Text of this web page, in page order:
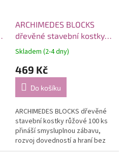
ARCHIMEDES BLOCKS
dřevěné stavební kostky
růžové 100 ks
Skladem (2-4 dny)
469 Kč
Do košíku
ARCHIMEDES BLOCKS dřevěné
stavební kostky růžové 100 ks
přináší smysluplnou zábavu,
rozvoj dovedností a hraní bez
obrazovek.